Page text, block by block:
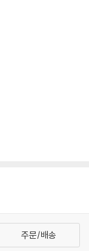
주문/배송